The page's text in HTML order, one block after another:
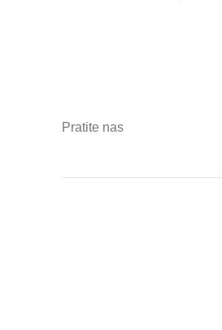
Pratite nas